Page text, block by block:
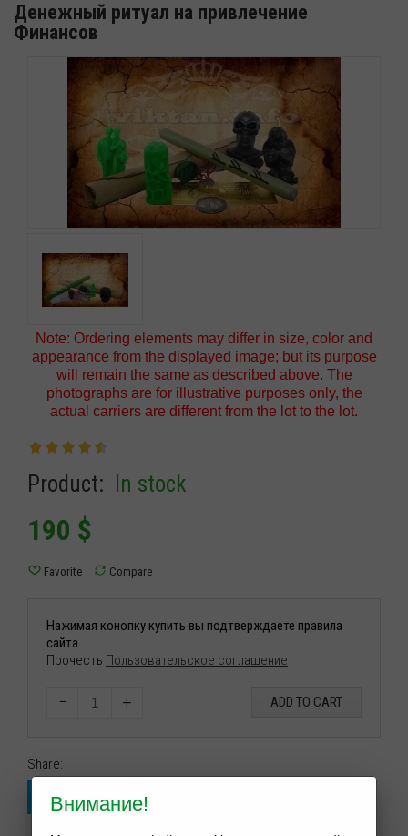
Денежный ритуал на привлечение
Финансов
Note: Ordering elements may differ in size, color and
appearance from the displayed image; but its purpose
will remain the same as described above. The
photographs are for illustrative purposes only, the
actual carriers are different from the lot to the lot.
Product: In stock
190 $
Нажимая конопку купить вы подтверждаете правила
сайта.
Прочесть Пользовательское соглашение
− + ADD TO CART
Share:
Внимание!